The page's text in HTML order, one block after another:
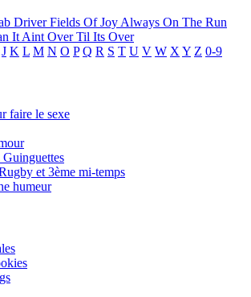
DriverFields Of Joy Always On The Run
It Aint Over Til Its Over
J K L M N O P Q R S T U V W X Y Z 0-9
faire le sexe
Guinguettes
et 3ème mi-temps
humeur